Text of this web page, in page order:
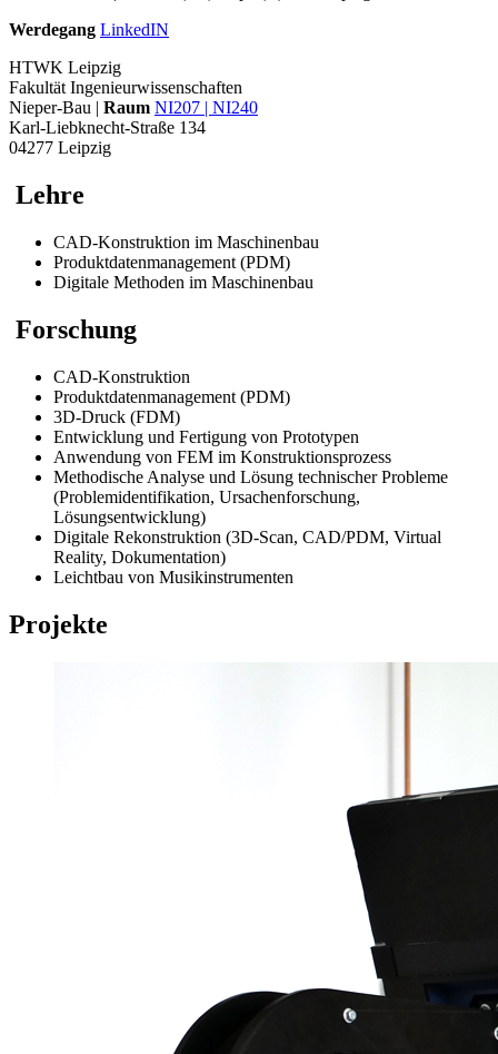
Werdegang LinkedIN
HTWK Leipzig
Fakultät Ingenieurwissenschaften
Nieper-Bau | Raum NI207 | NI240
Karl-Liebknecht-Straße 134
04277 Leipzig
Lehre
CAD-Konstruktion im Maschinenbau
Produktdatenmanagement (PDM)
Digitale Methoden im Maschinenbau
Forschung
CAD-Konstruktion
Produktdatenmanagement (PDM)
3D-Druck (FDM)
Entwicklung und Fertigung von Prototypen
Anwendung von FEM im Konstruktionsprozess
Methodische Analyse und Lösung technischer Probleme
(Problemidentifikation, Ursachenforschung,
Lösungsentwicklung)
Digitale Rekonstruktion (3D-Scan, CAD/PDM, Virtual
Reality, Dokumentation)
Leichtbau von Musikinstrumenten
Projekte